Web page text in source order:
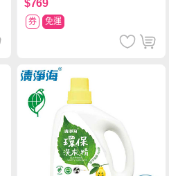
$769
券 免運